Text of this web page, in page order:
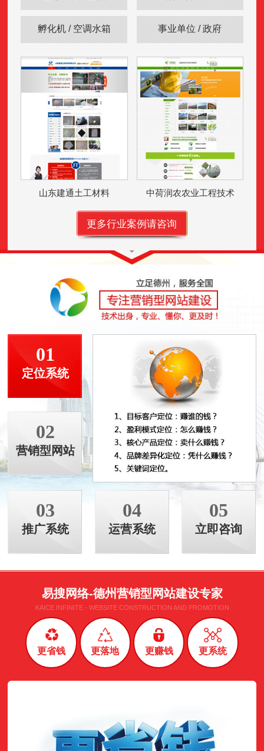
孵化机 / 空调水箱 事业单位 / 政府
山东建通土工材料 中荷润农农业工程技术
更多行业案例请咨询
01
定位系统
02
营销型网站
03
推广系统
04
运营系统
05
立即咨询
易搜网络-德州营销型网站建设专家
KAICE INFINITE - WEBSITE CONSTRUCTION AND PROMOTION
更省钱 更落地 更赚钱 更系统